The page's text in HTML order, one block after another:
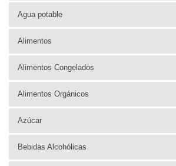
Agua potable
Alimentos
Alimentos Congelados
Alimentos Orgánicos
Azúcar
Bebidas Alcohólicas